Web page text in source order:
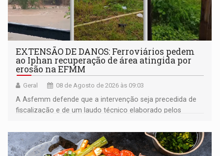
EXTENSÃO DE DANOS: Ferroviários pedem
ao Iphan recuperação de área atingida por
erosão na EFMM
Geral 08 de Agosto de 2026 às 09:03
A Asfemm defende que a intervenção seja precedida de
fiscalização e de um laudo técnico elaborado pelos